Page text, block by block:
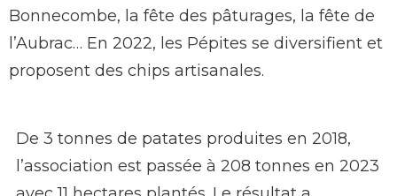
Bonnecombe, la fête des pâturages, la fête de
l’Aubrac… En 2022, les Pépites se diversifient et
proposent des chips artisanales.
De 3 tonnes de patates produites en 2018,
l’association est passée à 208 tonnes en 2023